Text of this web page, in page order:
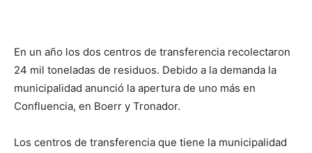
En un año los dos centros de transferencia recolectaron
24 mil toneladas de residuos. Debido a la demanda la
municipalidad anunció la apertura de uno más en
Confluencia, en Boerr y Tronador.
Los centros de transferencia que tiene la municipalidad